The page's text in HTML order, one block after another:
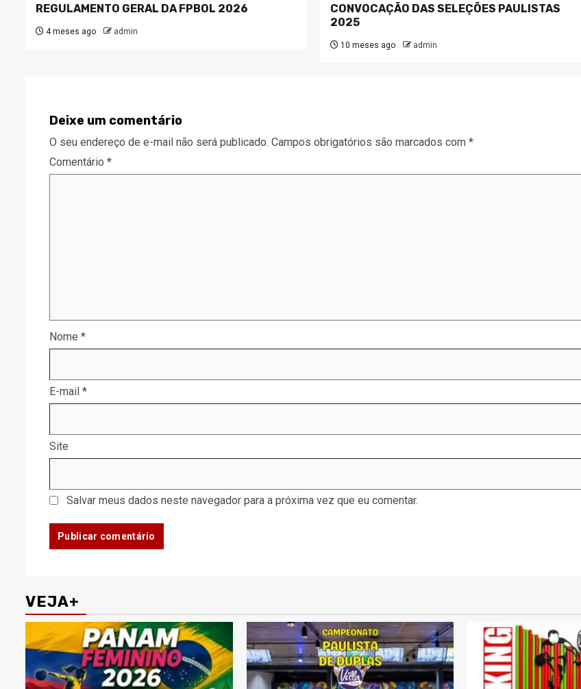
REGULAMENTO GERAL DA FPBOL 2026
4 meses ago admin
CONVOCAÇÃO DAS SELEÇÕES PAULISTAS
2025
10 meses ago admin
Deixe um comentário
O seu endereço de e-mail não será publicado. Campos obrigatórios são marcados com *
Comentário *
Nome *
E-mail *
Site
Salvar meus dados neste navegador para a próxima vez que eu comentar.
VEJA+